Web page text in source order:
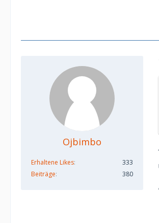
Ojbimbo
Erhaltene Likes
333
Beiträge
380